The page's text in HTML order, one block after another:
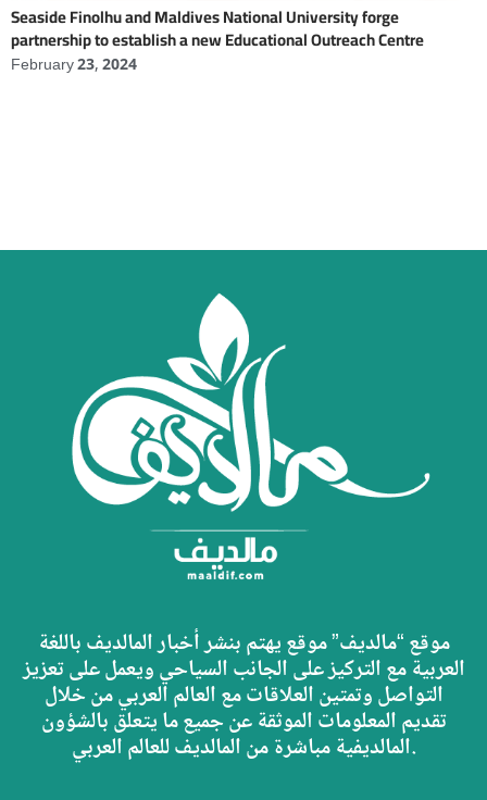
Seaside Finolhu and Maldives National University forge
partnership to establish a new Educational Outreach Centre
February 23, 2024
موقع “مالديف” موقع يهتم بنشر أخبار المالديف باللغة
العربية مع التركيز على الجانب السياحي ويعمل على تعزيز
التواصل وتمتين العلاقات مع العالم العربي من خلال
تقديم المعلومات الموثقة عن جميع ما يتعلق بالشؤون
المالديفية مباشرة من المالديف للعالم العربي.